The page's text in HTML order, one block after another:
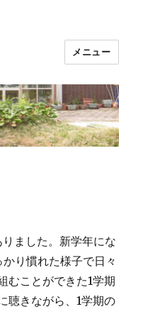
メニュー
ました。新学年にな
り慣れた様子で日々
むことができた1学期
聴きながら、1学期の